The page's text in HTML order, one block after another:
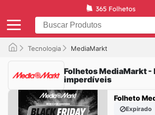
Tecnologia MediaMarkt
Folhetos MediaMarkt -
imperdíveis
Folheto
Expirado